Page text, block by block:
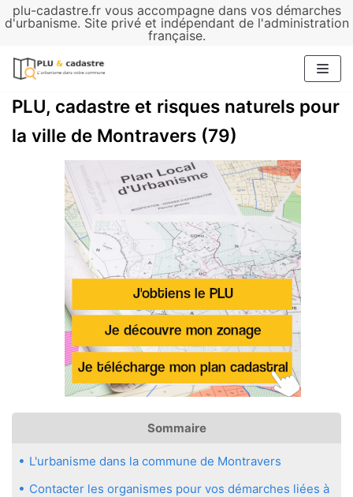
plu-cadastre.fr vous accompagne dans vos démarches
d'urbanisme. Site privé et indépendant de l'administration
française.
Aller
contenu
PLU, cadastre et risques naturels pour
la ville de Montravers (79)
Sommaire
L'urbanisme dans la commune de Montravers
Contacter les organismes pour vos démarches liées à